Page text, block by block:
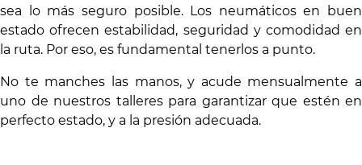
sea lo más seguro posible. Los neumáticos en buen
estado ofrecen estabilidad, seguridad y comodidad en
la ruta. Por eso, es fundamental tenerlos a punto.
No te manches las manos, y acude mensualmente a
uno de nuestros talleres para garantizar que estén en
perfecto estado, y a la presión adecuada.